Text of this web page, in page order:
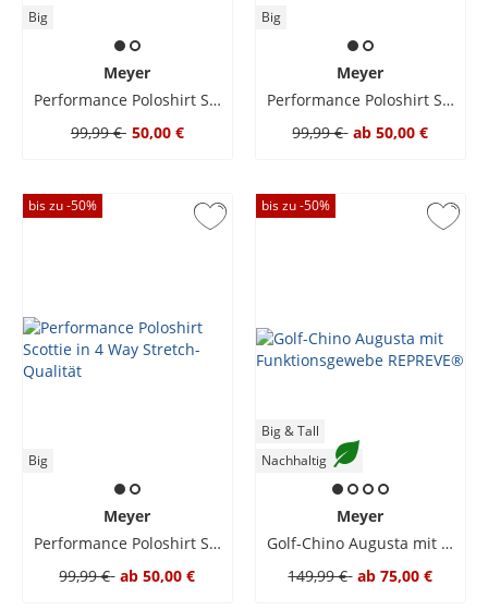
Big
Meyer
Performance Poloshirt Scottie in 4 Way Stretch-Qualität
99,99 € 50,00 €
Big
Meyer
Performance Poloshirt Scottie in 4 Way Stretch-Qualität
99,99 € ab 50,00 €
bis zu -50%
Big
Meyer
Performance Poloshirt Scottie in 4 Way Stretch-Qualität
99,99 € ab 50,00 €
bis zu -50%
Big & Tall
Nachhaltig
Meyer
Golf-Chino Augusta mit Funktionsgewebe REPREVE®
149,99 € ab 75,00 €